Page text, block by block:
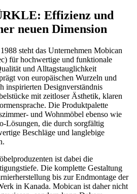
Effizienz und
neuen Dimension
steht das Unternehmen Mobican
für hochwertige und funktionale
und Alltagstauglichkeit
von europäischen Wurzeln und
inspirierten Designverständnis
mit zeitloser Ästhetik, klaren
Die Produktpalette
und Wohnmöbel ebenso wie
Lösungen, die durch sorgfältig
Beschläge und langlebige
ist dabei die
Die komplette Gestaltung
bis zur Endmontage der
in Kanada. Mobican ist daher nicht